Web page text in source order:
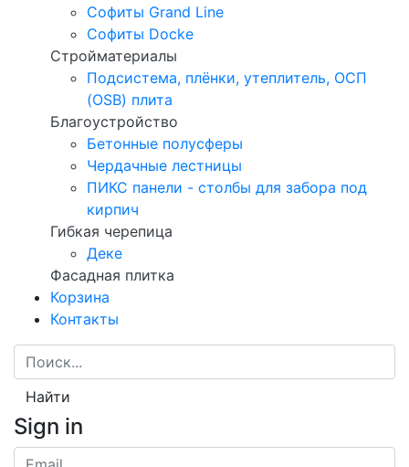
Софиты Grand Line
Софиты Docke
Стройматериалы
Подсистема, плёнки, утеплитель, ОСП
(OSB) плита
Благоустройство
Бетонные полусферы
Чердачные лестницы
ПИКС панели - столбы для забора под
кирпич
Гибкая черепица
Деке
Фасадная плитка
Корзина
Контакты
Найти
Sign in